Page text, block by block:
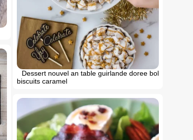
Dessert nouvel an table guirlande doree bol
biscuits caramel